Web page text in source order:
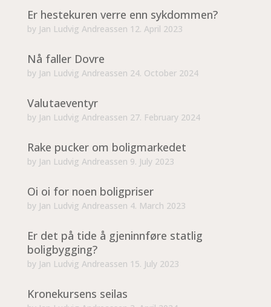
Er hestekuren verre enn sykdommen?
by Jan Ludvig Andreassen 12. April 2023
Nå faller Dovre
by Jan Ludvig Andreassen 24. October 2024
Valutaeventyr
by Jan Ludvig Andreassen 27. February 2024
Rake pucker om boligmarkedet
by Jan Ludvig Andreassen 9. July 2023
Oi oi for noen boligpriser
by Jan Ludvig Andreassen 4. March 2023
Er det på tide å gjeninnføre statlig
boligbygging?
by Jan Ludvig Andreassen 15. July 2023
Kronekursens seilas